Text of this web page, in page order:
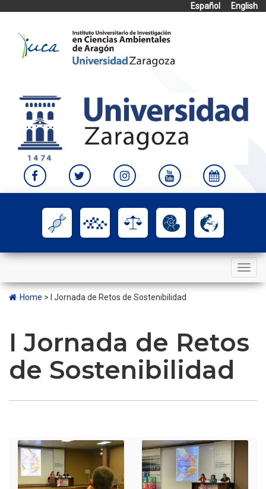
Español
English
content
Toggle
navigation
Home > I Jornada de Retos de Sostenibilidad
I Jornada de Retos
de Sostenibilidad